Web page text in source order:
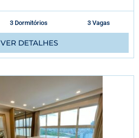
3 Dormitórios 3 Vagas
VER DETALHES